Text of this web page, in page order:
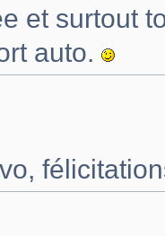
et surtout
auto.